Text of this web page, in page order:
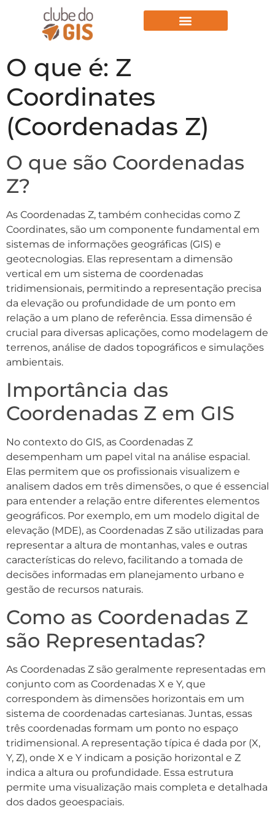
O que é: Z
Coordinates
(Coordenadas Z)
O que são Coordenadas
Z?
As Coordenadas Z, também conhecidas como Z
Coordinates, são um componente fundamental em
sistemas de informações geográficas (GIS) e
geotecnologias. Elas representam a dimensão
vertical em um sistema de coordenadas
tridimensionais, permitindo a representação precisa
da elevação ou profundidade de um ponto em
relação a um plano de referência. Essa dimensão é
crucial para diversas aplicações, como modelagem de
terrenos, análise de dados topográficos e simulações
ambientais.
Importância das
Coordenadas Z em GIS
No contexto do GIS, as Coordenadas Z
desempenham um papel vital na análise espacial.
Elas permitem que os profissionais visualizem e
analisem dados em três dimensões, o que é essencial
para entender a relação entre diferentes elementos
geográficos. Por exemplo, em um modelo digital de
elevação (MDE), as Coordenadas Z são utilizadas para
representar a altura de montanhas, vales e outras
características do relevo, facilitando a tomada de
decisões informadas em planejamento urbano e
gestão de recursos naturais.
Como as Coordenadas Z
são Representadas?
As Coordenadas Z são geralmente representadas em
conjunto com as Coordenadas X e Y, que
correspondem às dimensões horizontais em um
sistema de coordenadas cartesianas. Juntas, essas
três coordenadas formam um ponto no espaço
tridimensional. A representação típica é dada por (X,
Y, Z), onde X e Y indicam a posição horizontal e Z
indica a altura ou profundidade. Essa estrutura
permite uma visualização mais completa e detalhada
dos dados geoespaciais.